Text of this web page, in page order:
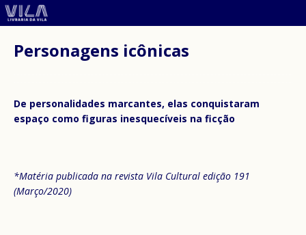
Personagens icônicas
De personalidades marcantes, elas conquistaram
espaço como figuras inesquecíveis na ficção
*Matéria publicada na revista Vila Cultural edição 191
(Março/2020)